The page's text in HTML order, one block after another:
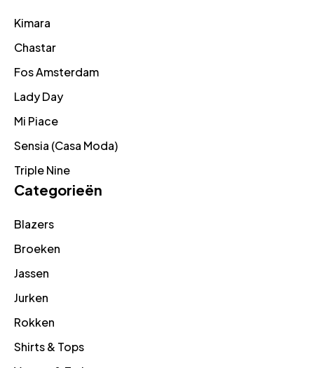
Kimara
Chastar
Fos Amsterdam
Lady Day
Mi Piace
Sensia (Casa Moda)
Triple Nine
Categorieën
Blazers
Broeken
Jassen
Jurken
Rokken
Shirts & Tops